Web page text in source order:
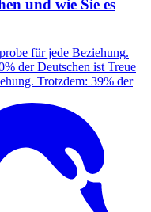
und wie Sie es
für jede Beziehung.
der Deutschen ist Treue
Trotzdem: 39% der